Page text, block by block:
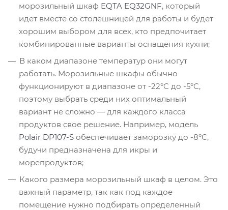
морозильный шкаф EQTA EQ32GNF, который
идет вместе со столешницей для работы и будет
хорошим выбором для всех, кто предпочитает
комбинированные варианты оснащения кухни;
В каком диапазоне температур они могут
работать. Морозильные шкафы обычно
функционируют в диапазоне от -22°C до -5°C,
поэтому выбрать среди них оптимальный
вариант не сложно — для каждого класса
продуктов свое решение. Например, модель
Polair DP107-S обеспечивает заморозку до -8°C,
будучи предназначена для икры и
морепродуктов;
Какого размера морозильный шкаф в целом. Это
важный параметр, так как под каждое
помещение нужно подбирать определенный